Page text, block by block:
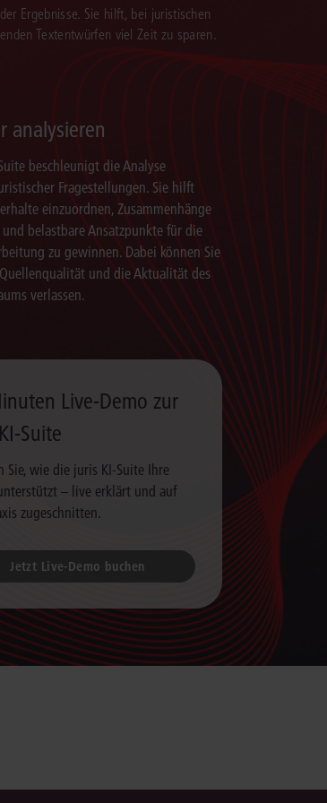
Ergebnisse. Sie hilft, bei juristischen
Textentwürfen viel Zeit zu sparen.
analysieren
beschleunigt die Analyse
Fragestellungen. Sie hilft
einzuordnen, Zusammenhänge
belastbare Ansatzpunkte für die
zu gewinnen. Dabei können Sie
und die Aktualität des
verlassen.
Live-Demo zur
Suite
Sie, wie die juris KI-Suite Ihre
– live erklärt und auf
zugeschnitten.
Jetzt Live-Demo buchen